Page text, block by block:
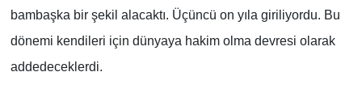
bambaşka bir şekil alacaktı. Üçüncü on yıla giriliyordu. Bu
dönemi kendileri için dünyaya hakim olma devresi olarak
addedeceklerdi.